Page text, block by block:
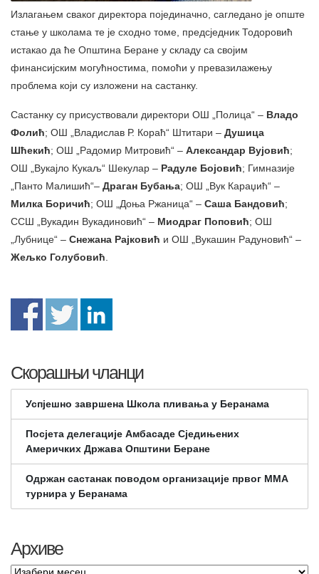
Излагањем сваког директора појединачно, сагледано је опште
стање у школама те је сходно томе, предсједник Тодоровић
истакао да ће Општина Беране у складу са својим
финансијским могућностима, помоћи у превазилажењу
проблема који су изложени на састанку.
Састанку су присуствовали директори ОШ „Полица“ – Владо
Фолић; ОШ „Владислав Р. Кораћ“ Штитари – Душица
Шћекић; ОШ „Радомир Митровић“ – Александар Вујовић;
ОШ „Вукајло Кукаљ“ Шекулар – Радуле Бојовић; Гимназије
„Панто Малишић“– Драган Бубања; ОШ „Вук Караџић“ –
Милка Боричић; ОШ „Доња Ржаница“ – Саша Бандовић;
ССШ „Вукадин Вукадиновић“ – Миодраг Поповић; ОШ
„Лубнице“ – Снежана Рајковић и ОШ „Вукашин Радуновић“ –
Жељко Голубовић.
Скорашњи чланци
Успјешно завршена Школа пливања у Беранама
Посјета делегације Амбасаде Сједињених
Америчких Држава Општини Беране
Одржан састанак поводом организације првог ММА
турнира у Беранама
Архиве